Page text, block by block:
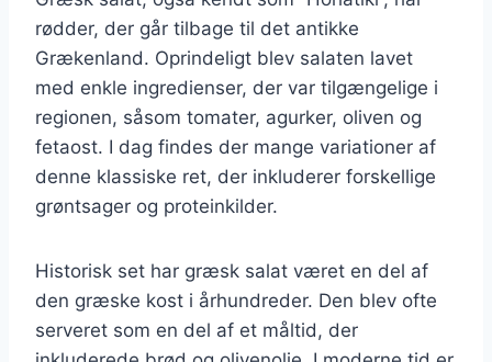
rødder, der går tilbage til det antikke
Grækenland. Oprindeligt blev salaten lavet
med enkle ingredienser, der var tilgængelige i
regionen, såsom tomater, agurker, oliven og
fetaost. I dag findes der mange variationer af
denne klassiske ret, der inkluderer forskellige
grøntsager og proteinkilder.
Historisk set har græsk salat været en del af
den græske kost i århundreder. Den blev ofte
serveret som en del af et måltid, der